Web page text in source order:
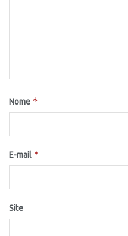
Nome *
E-mail *
Site